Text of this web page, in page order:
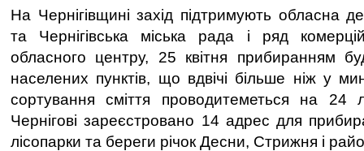
На Чернігівщині захід підтримують обласна
та Чернігівська міська рада і ряд
обласного центру, 25 квітня прибиранням
населених пунктів, що вдвічі більше ніж у
сортування сміття проводитеметься на 24
Чернігові зареєстровано 14 адрес для
лісопарки та береги річок Десни, Стрижня і